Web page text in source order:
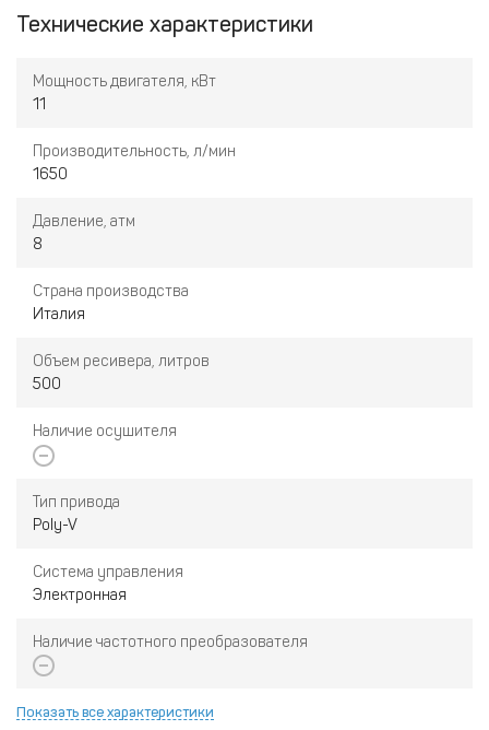
Технические характеристики
Мощность двигателя, кВт
11
Производительность, л/мин
1650
Давление, атм
8
Страна производства
Италия
Объем ресивера, литров
500
Наличие осушителя
Тип привода
Poly-V
Система управления
Электронная
Наличие частотного преобразователя
Показать все характеристики